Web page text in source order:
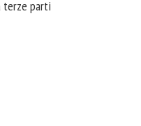
terze parti